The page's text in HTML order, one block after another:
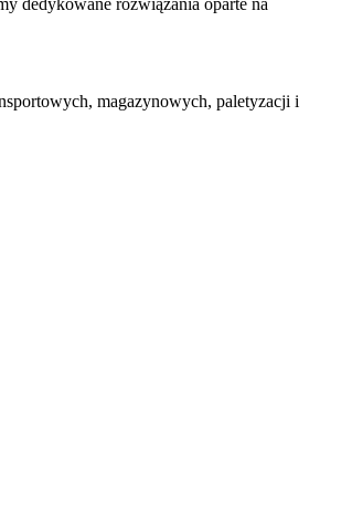
dedykowane rozwiązania oparte na
magazynowych, paletyzacji i